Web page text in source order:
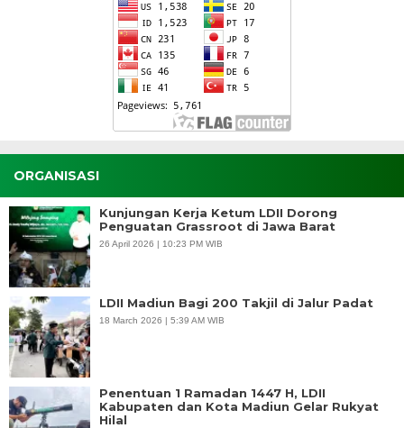
ORGANISASI
Kunjungan Kerja Ketum LDII Dorong
Penguatan Grassroot di Jawa Barat
26 April 2026 | 10:23 PM WIB
LDII Madiun Bagi 200 Takjil di Jalur Padat
18 March 2026 | 5:39 AM WIB
Penentuan 1 Ramadan 1447 H, LDII
Kabupaten dan Kota Madiun Gelar Rukyat
Hilal